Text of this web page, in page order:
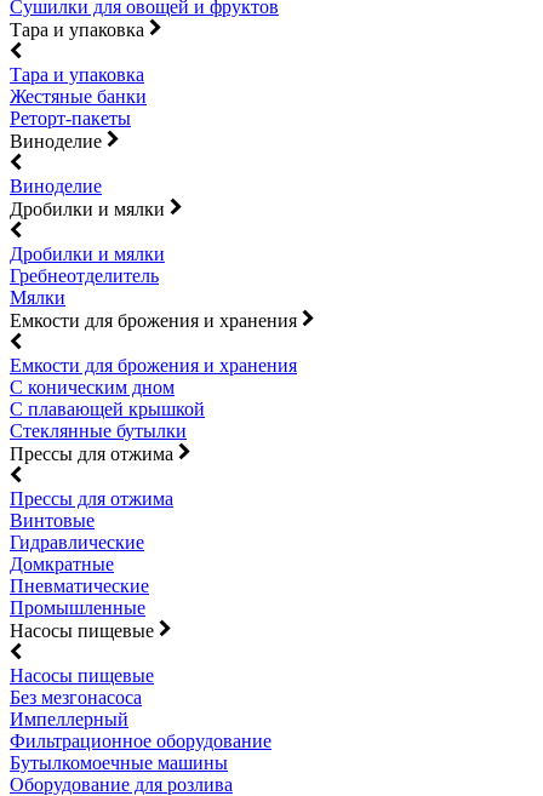
Сушилки для овощей и фруктов
Тара и упаковка
Тара и упаковка
Жестяные банки
Реторт-пакеты
Виноделие
Виноделие
Дробилки и мялки
Дробилки и мялки
Гребнеотделитель
Мялки
Емкости для брожения и хранения
Емкости для брожения и хранения
С коническим дном
С плавающей крышкой
Стеклянные бутылки
Прессы для отжима
Прессы для отжима
Винтовые
Гидравлические
Домкратные
Пневматические
Промышленные
Насосы пищевые
Насосы пищевые
Без мезгонасоса
Импеллерный
Фильтрационное оборудование
Бутылкомоечные машины
Оборудование для розлива